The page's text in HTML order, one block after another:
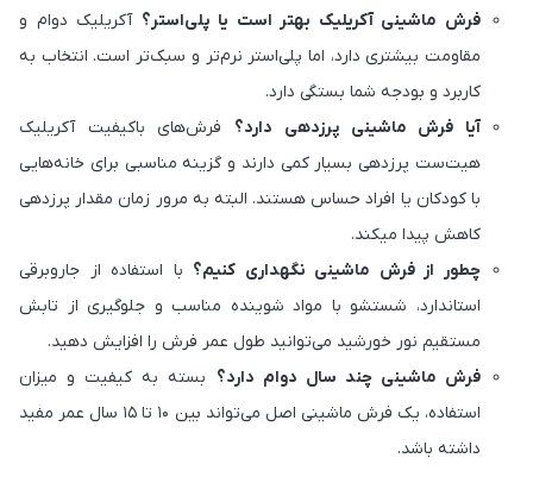
فرش ماشینی آکریلیک بهتر است یا پلی‌استر؟ آکریلیک دوام و
مقاومت بیشتری دارد، اما پلی‌استر نرم‌تر و سبک‌تر است. انتخاب به
کاربرد و بودجه شما بستگی دارد.
آیا فرش ماشینی پرزدهی دارد؟ فرش‌های باکیفیت آکریلیک
هیت‌ست پرزدهی بسیار کمی دارند و گزینه مناسبی برای خانه‌هایی
با کودکان یا افراد حساس هستند. البته به مرور زمان مقدار پرزدهی
کاهش پیدا میکند.
چطور از فرش ماشینی نگهداری کنیم؟ با استفاده از جاروبرقی
استاندارد، شستشو با مواد شوینده مناسب و جلوگیری از تابش
مستقیم نور خورشید می‌توانید طول عمر فرش را افزایش دهید.
فرش ماشینی چند سال دوام دارد؟ بسته به کیفیت و میزان
استفاده، یک فرش ماشینی اصل می‌تواند بین ۱۰ تا ۱۵ سال عمر مفید
داشته باشد.